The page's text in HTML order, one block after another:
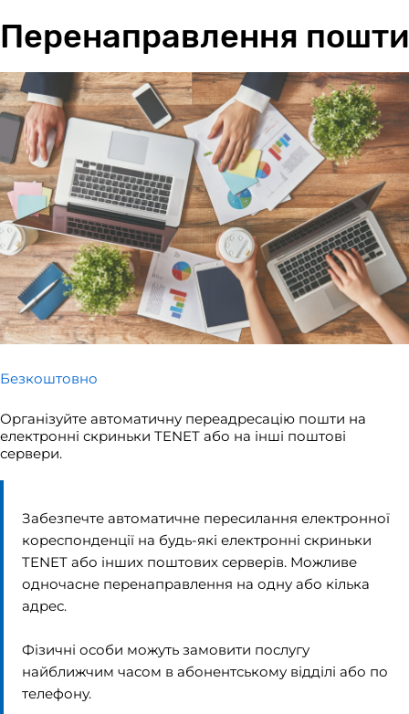
Перенаправлення пошти
Безкоштовно
Організуйте автоматичну переадресацію пошти на
електронні скриньки TENET або на інші поштові
сервери.
Забезпечте автоматичне пересилання електронної
кореспонденції на будь-які електронні скриньки
TENET або інших поштових серверів. Можливе
одночасне перенаправлення на одну або кілька
адрес.
Фізичні особи можуть замовити послугу
найближчим часом в абонентському відділі або по
телефону.